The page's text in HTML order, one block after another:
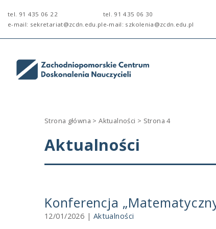
tel. 91 435 06 22
e-mail: sekretariat@zcdn.edu.pl
tel. 91 435 06 30
e-mail: szkolenia@zcdn.edu.pl
Strona główna >Aktualności > Strona 4
Aktualności
Konferencja
12/01/2026 | Aktualności